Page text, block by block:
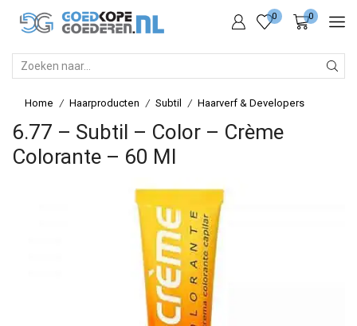
0 0
Home / Haarproducten / Subtil / Haarverf & Developers
6.77 – Subtil – Color – Crème
Colorante – 60 Ml